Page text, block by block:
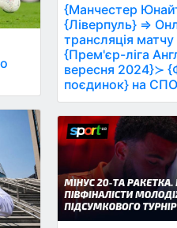
{Манчестер
{Ліверпуль} ⇒
трансляція
{Прем'єр-ліга
вересня 2024}≻
поєдинок} на